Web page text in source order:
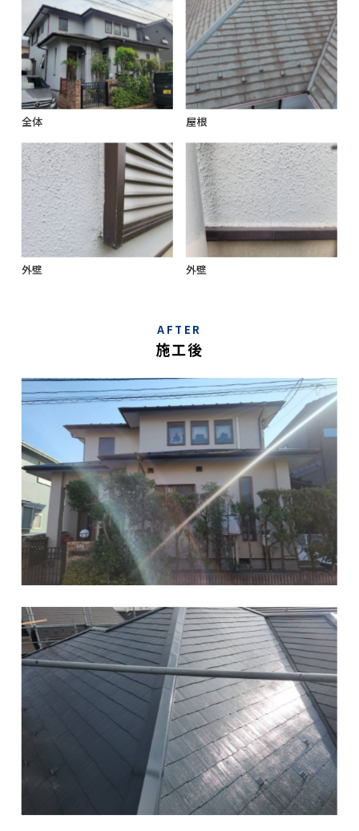
全体 屋根
外壁 外壁
AFTER
施工後